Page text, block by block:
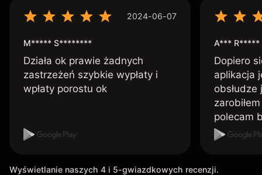
2024-06-07
M***** S********
Działa ok prawie żadnych
zastrzeżeń szybkie wypłaty i
wpłaty porostu ok
A*** R*****
Dopiero
aplikacja
polecam
Wyświetlanie naszych 4 i 5-gwiazdkowych recenzji.